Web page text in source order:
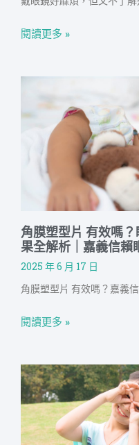
閱讀更多 »
角膜塑型片 有效嗎
果全解析｜嘉義信賴
2025 年 6 月 17 日
閱讀更多 »